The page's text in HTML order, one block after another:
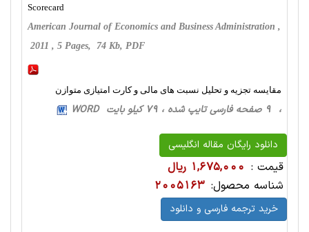
Scorecard
American Journal of Economics and Business Administration ,
2011 , 5 Pages, 74 Kb, PDF
مقایسه تجزیه و تحلیل نسبت های مالی و کارت امتیازی متوازن
، 9 صفحه فارسی تایپ شده ، 79 کیلو بایت WORD
دانلود رایگان مقاله انگلیسی
قیمت : 1,675,000 ریال
شناسه محصول: 2005163
خرید ترجمه فارسی و دانلود